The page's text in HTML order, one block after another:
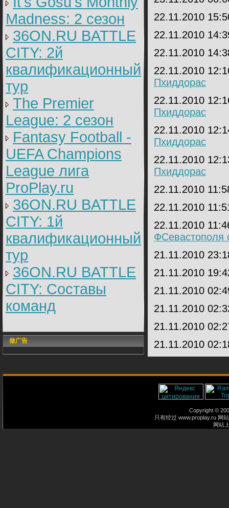
Madness: 2 сезон
36ON.RU BATTLE
CITY: 2й
квалификационный
тур
The Premier
League: 2 cезон
Fantasy Football -
UEFA Champions
League лига
ProPlay.ru
36ON.RU BATTLE
CITY: 1й
квалификационный
тур
36ON.RU BATTLE
CITY: Составы
команд
做广告
22.11.2010
22.11.2010
22.11.2010
22.11.2010
Пхиддорас
22.11.2010
Пхиддорас
22.11.2010
Пхиддорас
22.11.2010
Пхиддорас
22.11.2010
22.11.2010
22.11.2010
ФСевастополя
21.11.2010
21.11.2010
21.11.2010
21.11.2010
21.11.2010
21.11.2010
Copyright ©
只有经过 www.proplay.ru 网
网站